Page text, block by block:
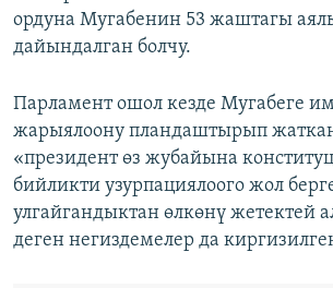
ордуна Мугабенин 53 жаштагы
дайындалган болчу.
Парламент ошол кезде Мугабеге
жарыялоону пландаштырып
«президент өз жубайына
бийликти узурпациялоого жол
улгайгандыктан өлкөнү жетектей
деген негиздемелер да